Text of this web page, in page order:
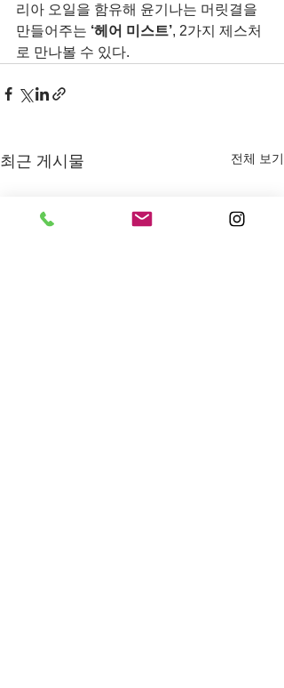
리아 오일을 함유해 윤기나는 머릿결을
만들어주는 ‘헤어 미스트’, 2가지 제스처
로 만나볼 수 있다.
최근 게시물 전체 보기